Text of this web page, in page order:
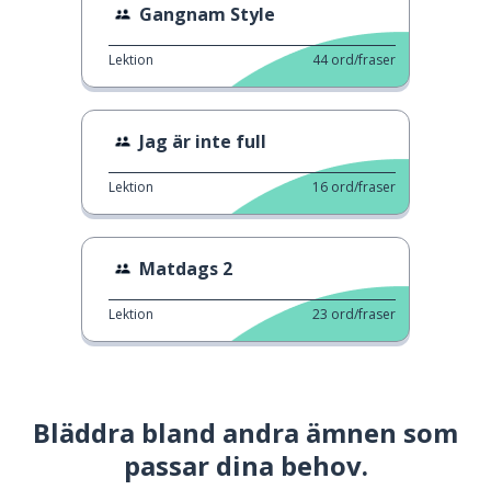
Gangnam Style
Lektion 44 ord/fraser
Jag är inte full
Lektion 16 ord/fraser
Matdags 2
Lektion 23 ord/fraser
Bläddra bland andra ämnen som
passar dina behov.